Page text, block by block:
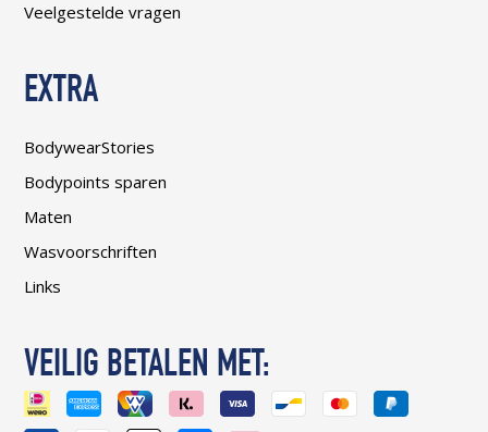
Veelgestelde vragen
EXTRA
BodywearStories
Bodypoints sparen
Maten
Wasvoorschriften
Links
VEILIG BETALEN MET: